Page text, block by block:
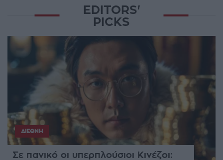
EDITORS'
PICKS
ΔΙΕΘΝΉ
Σε πανικό οι υπερπλούσιοι Κινέζοι: